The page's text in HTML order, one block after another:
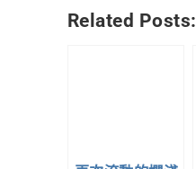
Related Posts: